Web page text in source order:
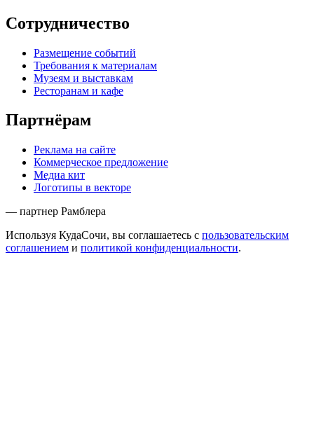
Сотрудничество
Размещение событий
Требования к материалам
Музеям и выставкам
Ресторанам и кафе
Партнёрам
Реклама на сайте
Коммерческое предложение
Медиа кит
Логотипы в векторе
— партнер Рамблера
Используя КудаСочи, вы соглашаетесь с пользовательским
соглашением и политикой конфиденциальности.